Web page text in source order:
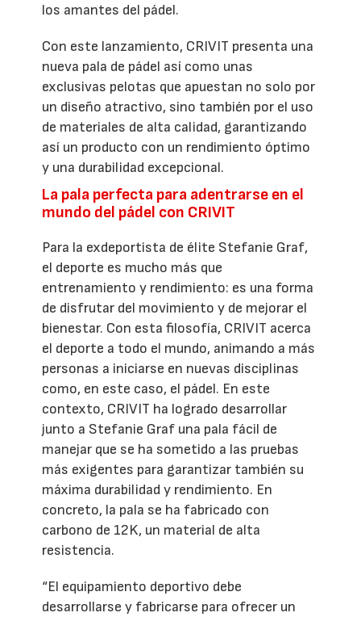
los amantes del pádel.
Con este lanzamiento, CRIVIT presenta una
nueva pala de pádel así como unas
exclusivas pelotas que apuestan no solo por
un diseño atractivo, sino también por el uso
de materiales de alta calidad, garantizando
así un producto con un rendimiento óptimo
y una durabilidad excepcional.
La pala perfecta para adentrarse en el
mundo del pádel con CRIVIT
Para la exdeportista de élite Stefanie Graf,
el deporte es mucho más que
entrenamiento y rendimiento: es una forma
de disfrutar del movimiento y de mejorar el
bienestar. Con esta filosofía, CRIVIT acerca
el deporte a todo el mundo, animando a más
personas a iniciarse en nuevas disciplinas
como, en este caso, el pádel. En este
contexto, CRIVIT ha logrado desarrollar
junto a Stefanie Graf una pala fácil de
manejar que se ha sometido a las pruebas
más exigentes para garantizar también su
máxima durabilidad y rendimiento. En
concreto, la pala se ha fabricado con
carbono de 12K, un material de alta
resistencia.
“El equipamiento deportivo debe
desarrollarse y fabricarse para ofrecer un